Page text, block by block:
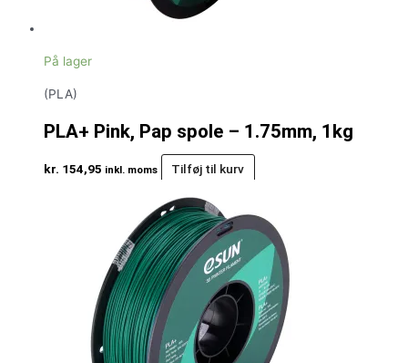
På lager
(PLA)
PLA+ Pink, Pap spole – 1.75mm, 1kg
kr. 154,95 inkl. moms Tilføj til kurv